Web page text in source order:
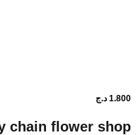
The daisy chain